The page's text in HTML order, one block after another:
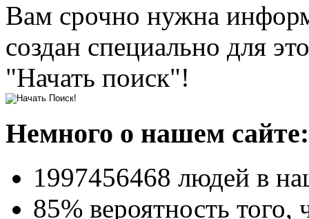
Вам срочно нужна
создан специально для
"Начать поиск"!
Немного о нашем сайте:
1997456468 людей в
85% вероятность того,